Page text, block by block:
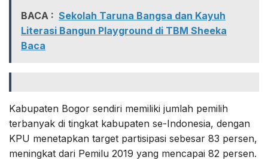
BACA : Sekolah Taruna Bangsa dan Kayuh
Literasi Bangun Playground di TBM Sheeka
Baca
Kabupaten Bogor sendiri memiliki jumlah pemilih
terbanyak di tingkat kabupaten se-Indonesia, dengan
KPU menetapkan target partisipasi sebesar 83 persen,
meningkat dari Pemilu 2019 yang mencapai 82 persen.